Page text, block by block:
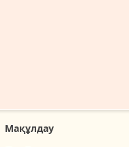
Мақұлдау